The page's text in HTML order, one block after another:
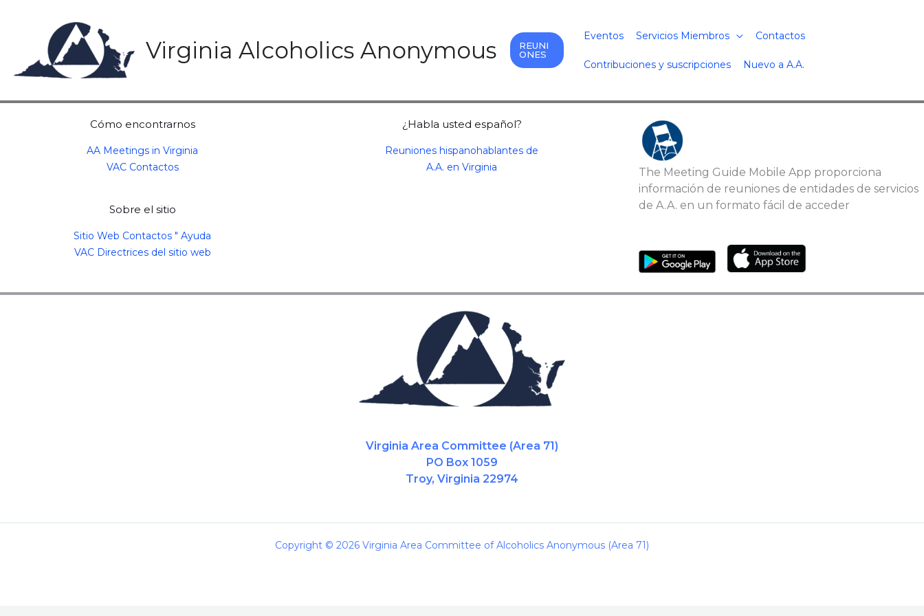
Virginia Alcoholics Anonymous
REUNI
ONES
Eventos Servicios Miembros Contactos
Contribuciones y suscripciones Nuevo a A.A.
Cómo encontrarnos
AA Meetings in Virginia
VAC Contactos
Sobre el sitio
Sitio Web Contactos " Ayuda
VAC Directrices del sitio web
¿Habla usted español?
Reuniones hispanohablantes de
A.A. en Virginia
The Meeting Guide Mobile App proporciona
información de reuniones de entidades de servicios
de A.A. en un formato fácil de acceder
Virginia Area Committee (Area 71)
PO Box 1059
Troy, Virginia 22974
Copyright © 2026 Virginia Area Committee of Alcoholics Anonymous (Area 71)